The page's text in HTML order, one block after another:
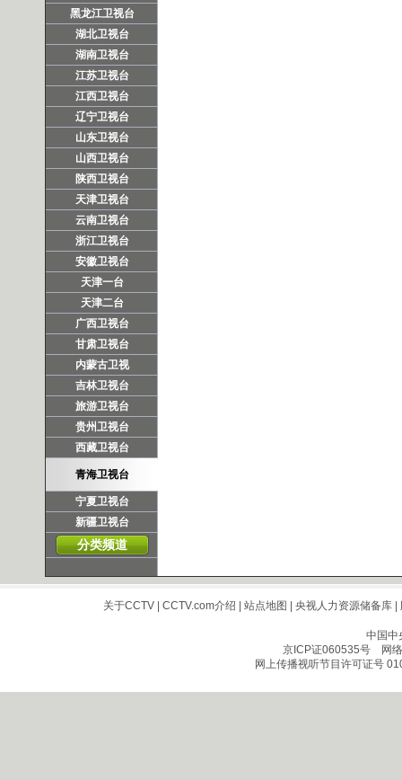
黑龙江卫视台
湖北卫视台
湖南卫视台
江苏卫视台
江西卫视台
辽宁卫视台
山东卫视台
山西卫视台
陕西卫视台
天津卫视台
云南卫视台
浙江卫视台
安徽卫视台
天津一台
天津二台
广西卫视台
甘肃卫视台
内蒙古卫视
吉林卫视台
旅游卫视台
贵州卫视台
西藏卫视台
青海卫视台
宁夏卫视台
新疆卫视台
分类频道
关于CCTV| CCTV.com介绍 站点地图 央视人力资源储备库|
中国中
京ICP证060535号网络
网上传播视听节目许可证号